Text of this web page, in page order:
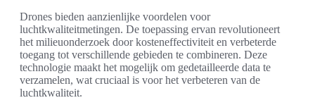
Drones bieden aanzienlijke voordelen voor
luchtkwaliteitmetingen. De toepassing ervan revolutioneert
het milieuonderzoek door kosteneffectiviteit en verbeterde
toegang tot verschillende gebieden te combineren. Deze
technologie maakt het mogelijk om gedetailleerde data te
verzamelen, wat cruciaal is voor het verbeteren van de
luchtkwaliteit.